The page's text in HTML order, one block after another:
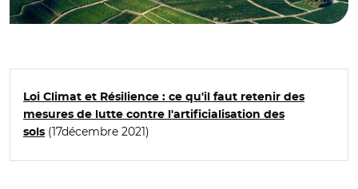
Loi Climat et Résilience : ce qu'il faut retenir des
mesures de lutte contre l'artificialisation des
sols (17décembre 2021)